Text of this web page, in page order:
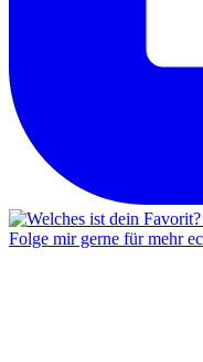
Folge mir gerne für mehr